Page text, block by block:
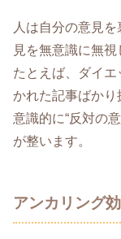
人は自分の意見
見を無意識に無視
たとえば、ダイ
かれた記事ばかり
意識的に“反対の
が整います。
アンカリング